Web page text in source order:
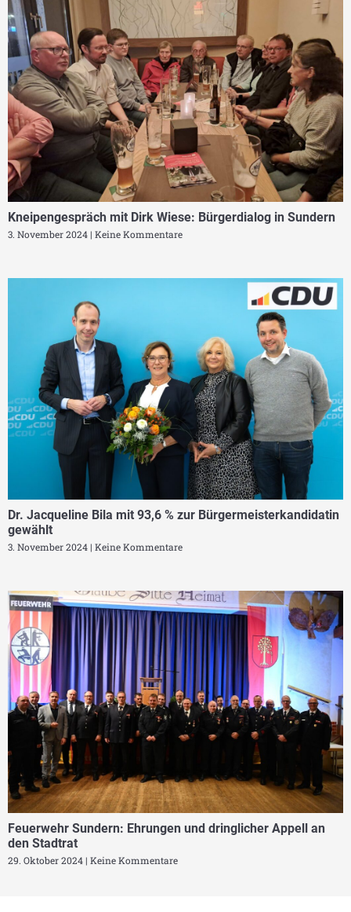
Kneipengespräch mit Dirk Wiese: Bürgerdialog in Sundern
3. November 2024 Keine Kommentare
Dr. Jacqueline Bila mit 93,6 % zur Bürgermeisterkandidatin
gewählt
3. November 2024 Keine Kommentare
Feuerwehr Sundern: Ehrungen und dringlicher Appell an
den Stadtrat
29. Oktober 2024 Keine Kommentare